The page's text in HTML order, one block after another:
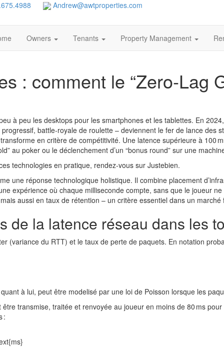
Andrew@awtproperties.com
Owners Tenants Property Management
: comment le “Zero‑Lag
à peu les desktops pour les smartphones et les tablettes. En
battle‑royale de roulette – deviennent le fer de lance des
en critère de compétitivité. Une latence supérieure à
au poker ou le déclenchement d’un “bonus round” sur une
technologies en pratique, rendez‑vous sur Justebien.
une réponse technologique holistique. Il combine placement
expérience où chaque milliseconde compte, sans que le joueur
aussi en taux de rétention – un critère essentiel dans un
de la latence réseau dans les
(variance du RTT) et le taux de perte de paquets. En notation
à lui, peut être modelisé par une loi de Poisson lorsque les
transmise, traitée et renvoyée au joueur en moins de 80 ms
: